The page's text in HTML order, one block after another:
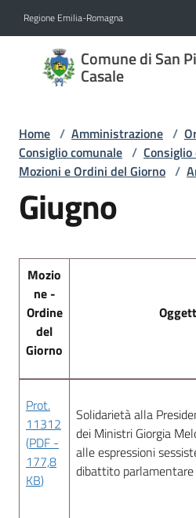
Regione Emilia-Romagna
Comune di San
Casale
Comune
di San
in
Casale
Amministrazione
Novità
Servizi
Vivere
Comune
Amministrazione
Home / Amministrazione /
Consiglio comunale /
Mozioni e Ordini del Giorno /
Giugno
Mozio
ne -
Ordine
del
Giorno
Prot.
11312
(PDF -
177,8
KB)
Solidarietà alla
dei Ministri Giorgia
alle espressioni
dibattito parlamentare